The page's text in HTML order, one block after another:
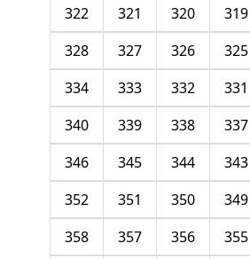
319
320
321
322
325
326
327
328
331
332
333
334
337
338
339
340
343
344
345
346
349
350
351
352
355
356
357
358